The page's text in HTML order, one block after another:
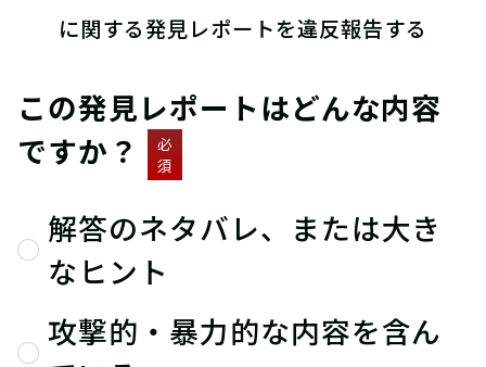
に関する発見レポートを違反報告する
この発見レポートはどんな内容
ですか？
必
須
解答のネタバレ、または大き
なヒント
攻撃的・暴力的な内容を含ん